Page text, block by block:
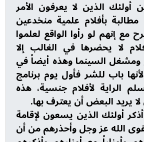
أولئك الذين لا يعرفون الأمر
بأفلام علمية منخدعين
مع إنهم لو رأوا الواقع لعلموا
لا يحضرها في الغالب إلا
السينما وهذه أيضاً في
باب للشر فأول يوم برنامج
الراية لأفلام جنسية، هذه
لا يريد البعض أن يعترف بها.
أولئك الذين يسعون لإقامة
الله عز وجل وأحذرهم من أن